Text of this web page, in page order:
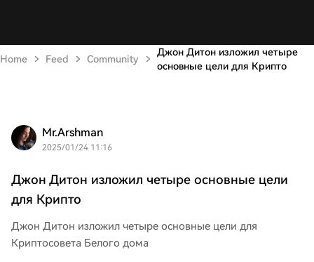
Home Feed Community
Джон Дитон изложил четыре
основные цели для Крипто
Mr.Arshman
2025/01/24 11:16
Джон Дитон изложил четыре основные цели
для Крипто
Джон Дитон изложил четыре основные цели для
Криптосовета Белого дома